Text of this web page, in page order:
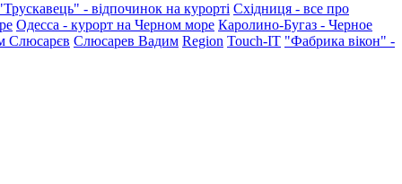
- відпочинок на курорті Східниця - все про
Одесса - курорт на Черном море Каролино-Бугаз - Черное
Слюсарєв Слюсарев Вадим Region Touch-IT "Фабрика вікон" -